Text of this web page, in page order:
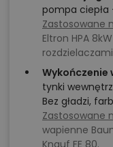
pompa ciepła
Zastosowane
Eltron HPA
Wykończenie
tynki
Bez gładzi,
Zastosowane
wapienne
Knauf FE 80.